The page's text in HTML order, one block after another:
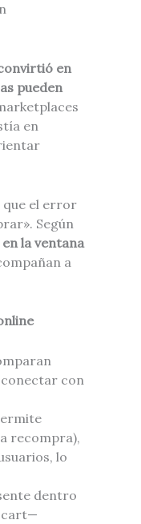
en
pueden
en
que el error
Según
la ventana
a
con
recompra),
lo
dentro
cart—